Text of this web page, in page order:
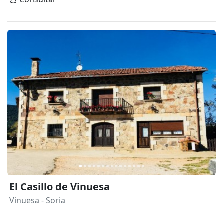
Anterior
El Casillo de Vinuesa
Vinuesa - Soria